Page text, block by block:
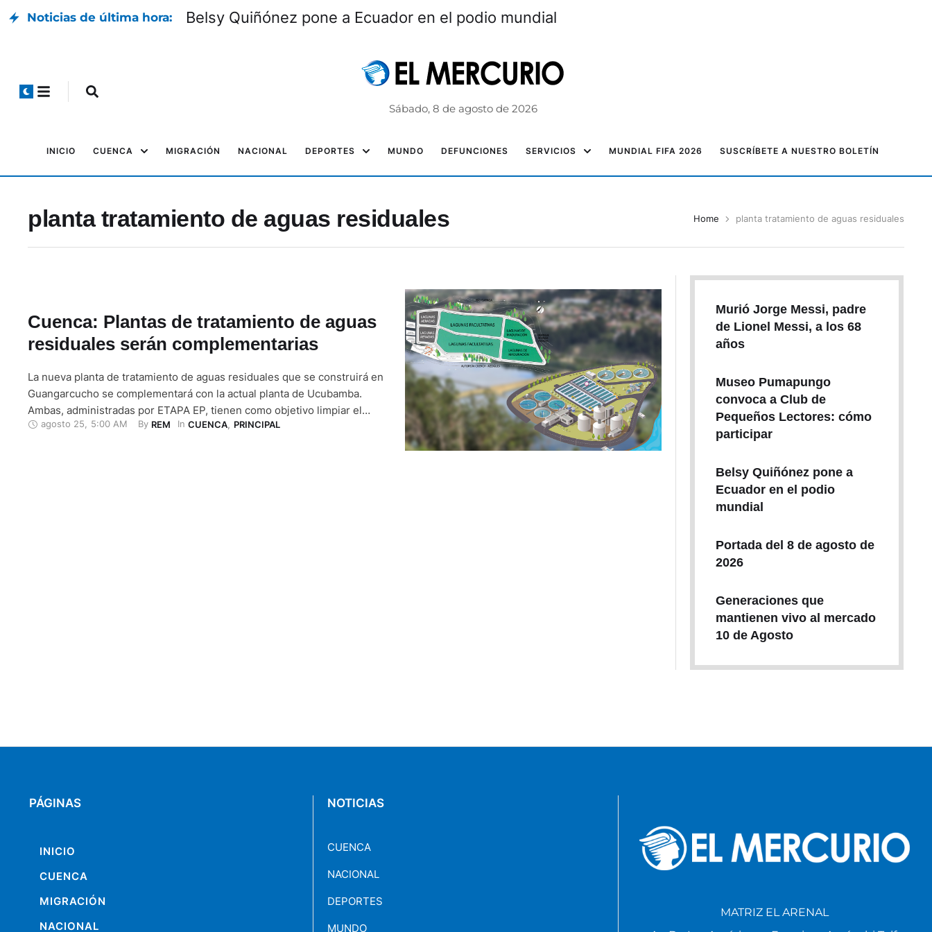
Noticias de última hora: Belsy Quiñónez pone a Ecuador en el podio mundial
Sábado, 8 de agosto de 2026
INICIO CUENCA MIGRACIÓN NACIONAL DEPORTES MUNDO DEFUNCIONES SERVICIOS MUNDIAL FIFA 2026 SUSCRÍBETE A NUESTRO BOLETÍN
planta tratamiento de aguas residuales Home planta tratamiento de aguas residuales
Cuenca: Plantas de tratamiento de aguas
residuales serán complementarias
La nueva planta de tratamiento de aguas residuales que se construirá en
Guangarcucho se complementará con la actual planta de Ucubamba.
Ambas, administradas por ETAPA EP, tienen como objetivo limpiar el
agua que usan los cuencanos para devolverla al lecho del río Cuenca. La
agosto 25 5:00 AM By REM In CUENCA, PRINCIPAL
Murió Jorge Messi, padre
de Lionel Messi, a los 68
años
Museo Pumapungo
convoca a Club de
Pequeños Lectores: cómo
participar
Belsy Quiñónez pone a
Ecuador en el podio
mundial
Portada del 8 de agosto de
2026
Generaciones que
mantienen vivo al mercado
10 de Agosto
PÁGINAS
INICIO
CUENCA
MIGRACIÓN
NACIONAL
NOTICIAS
CUENCA
NACIONAL
DEPORTES
MUNDO
MATRIZ EL ARENAL